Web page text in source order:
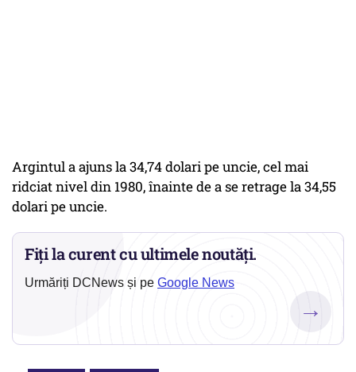
Argintul a ajuns la 34,74 dolari pe uncie, cel mai
ridciat nivel din 1980, înainte de a se retrage la 34,55
dolari pe uncie.
Fiți la curent cu ultimele noutăți.
Urmăriți DCNews și pe Google News
→